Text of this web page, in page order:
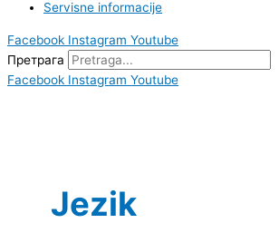
Servisne informacije
Facebook Instagram Youtube
Претрага
Facebook Instagram Youtube
Jezik